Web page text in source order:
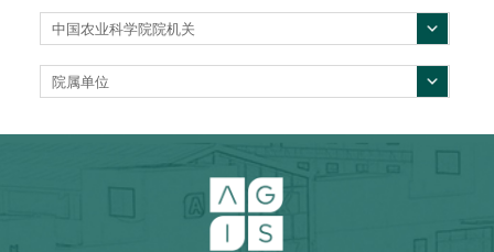
中国农业科学院院机关
院属单位